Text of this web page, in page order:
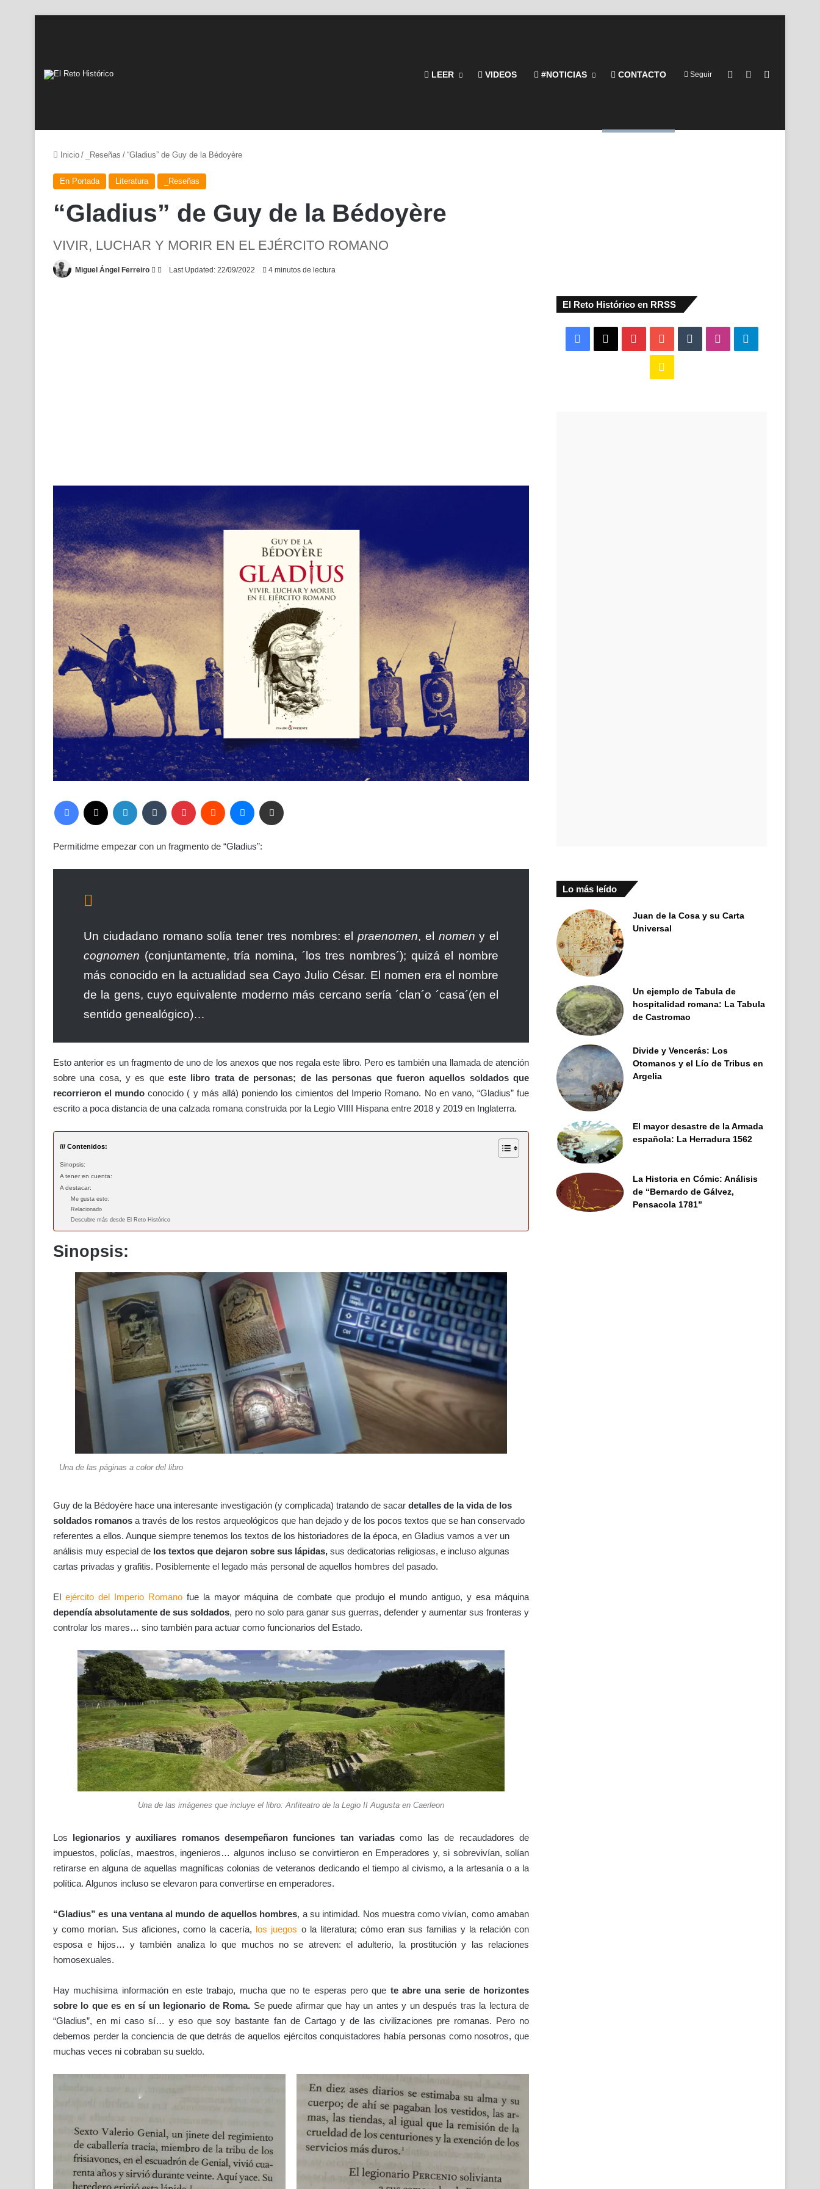
LEER VIDEOS #NOTICIAS CONTACTO Seguir Barra lateral
Switch skin
Inicio / _Reseñas / “Gladius” de Guy de la Bédoyère
En Portada Literatura _Reseñas
“Gladius” de Guy de la Bédoyère
VIVIR, LUCHAR Y MORIR EN EL EJÉRCITO ROMANO
Miguel Ángel Ferreiro
Follow
Send
Last Updated: 22/09/2022 4 minutos de lectura
Facebook LinkedIn Tumblr Pinterest Reddit Messenger
Permitidme empezar con un fragmento de “Gladius”:
Un ciudadano romano solía tener tres nombres: el praenomen, el nomen y el
cognomen (conjuntamente, tría nomina, ´los tres nombres´); quizá el nombre
más conocido en la actualidad sea Cayo Julio César. El nomen era el nombre
de la gens, cuyo equivalente moderno más cercano sería ´clan´o ´casa´(en el
sentido genealógico)…
Esto anterior es un fragmento de uno de los anexos que nos regala este libro. Pero es también una llamada de atención
sobre una cosa, y es que este libro trata de personas; de las personas que fueron aquellos soldados que
recorrieron el mundo conocido ( y más allá) poniendo los cimientos del Imperio Romano. No en vano, “Gladius” fue
escrito a poca distancia de una calzada romana construida por la Legio VIIII Hispana entre 2018 y 2019 en Inglaterra.
/// Contenidos:
Sinopsis:
A tener en cuenta:
A destacar:
Me gusta esto:
Relacionado
Descubre más desde El Reto Histórico
Sinopsis:
Una de las páginas a color del libro
Guy de la Bédoyère hace una interesante investigación (y complicada) tratando de sacar detalles de la vida de los
soldados romanos a través de los restos arqueológicos que han dejado y de los pocos textos que se han conservado
referentes a ellos. Aunque siempre tenemos los textos de los historiadores de la época, en Gladius vamos a ver un
análisis muy especial de los textos que dejaron sobre sus lápidas, sus dedicatorias religiosas, e incluso algunas
cartas privadas y grafitis. Posiblemente el legado más personal de aquellos hombres del pasado.
Elejército del Imperio Romano fue la mayor máquina de combate que produjo el mundo antiguo, y esa máquina
dependía absolutamente de sus soldados, pero no solo para ganar sus guerras, defender y aumentar sus fronteras y
controlar los mares… sino también para actuar como funcionarios del Estado.
Una de las imágenes que incluye el libro: Anfiteatro de la Legio II Augusta en Caerleon
Los legionarios y auxiliares romanos desempeñaron funciones tan variadas como las de recaudadores de
impuestos, policías, maestros, ingenieros… algunos incluso se convirtieron en Emperadores y, si sobrevivían, solían
retirarse en alguna de aquellas magníficas colonias de veteranos dedicando el tiempo al civismo, a la artesanía o a la
política. Algunos incluso se elevaron para convertirse en emperadores.
“Gladius” es una ventana al mundo de aquellos hombres, a su intimidad. Nos muestra como vivían, como amaban
y como morían. Sus aficiones, como la cacería, los juegos o la literatura; cómo eran sus familias y la relación con
esposa e hijos… y también analiza lo que muchos no se atreven: el adulterio, la prostitución y las relaciones
homosexuales.
Hay muchísima información en este trabajo, mucha que no te esperas pero que te abre una serie de horizontes
sobre lo que es en sí un legionario de Roma. Se puede afirmar que hay un antes y un después tras la lectura de
“Gladius”, en mi caso sí… y eso que soy bastante fan de Cartago y de las civilizaciones pre romanas. Pero no
debemos perder la conciencia de que detrás de aquellos ejércitos conquistadores había personas como nosotros, que
muchas veces ni cobraban su sueldo.
El Reto Histórico en RRSS
Facebook PinterestYouTubeTumblr Instagram
Lo más leído
Juan de la Cosa y su Carta
Universal
Un ejemplo de Tabula de
hospitalidad romana: La Tabula
de Castromao
Divide y Vencerás: Los
Otomanos y el Lío de Tribus en
Argelia
El mayor desastre de la Armada
española: La Herradura 1562
La Historia en Cómic: Análisis
de “Bernardo de Gálvez,
Pensacola 1781”